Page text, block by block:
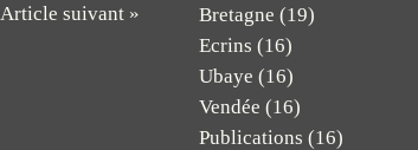
Article suivant »
Bretagne (19)
Ecrins (16)
Ubaye (16)
Vendée (16)
Publications (16)